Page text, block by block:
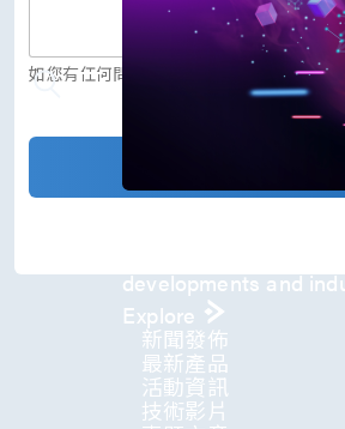
developments and
Explore
新聞發佈
最新產品
活動資訊
技術影片​
c
o
)
如您有任何問題，歡迎留言給我們。